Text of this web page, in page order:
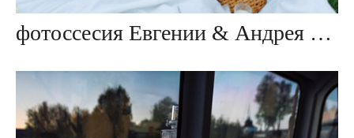
фотоссесия Евгении & Андрея ≪В ожидании чуда≫